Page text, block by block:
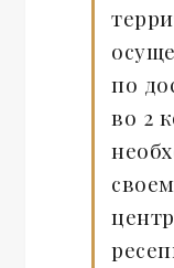
по
во 2